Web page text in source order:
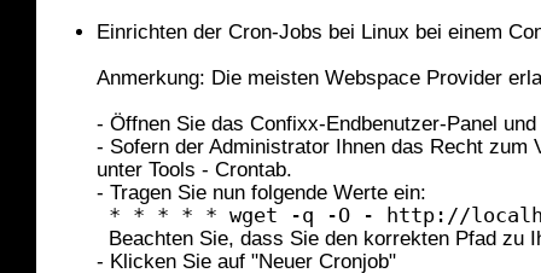
Einrichten der Cron-Jobs bei Linux bei einem
Anmerkung: Die meisten Webspace Provider
- Öffnen Sie das Confixx-Endbenutzer-Panel
- Sofern der Administrator Ihnen das Recht zum
unter Tools - Crontab.
- Tragen Sie nun folgende Werte ein:
* * * * * wget -q -O - http://
Beachten Sie, dass Sie den korrekten Pfad zu
- Klicken Sie auf "Neuer Cronjob"